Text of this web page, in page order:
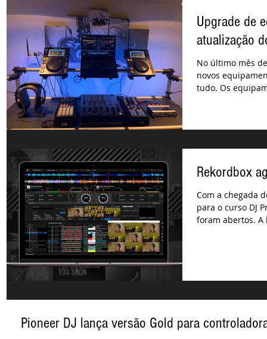
Upgrade de
atualização
No último mês
novos
tudo. Os
Rekordbox
Com a chegada
para o curso DJ
foram abertos. A
Pioneer DJ lança versão Gold para